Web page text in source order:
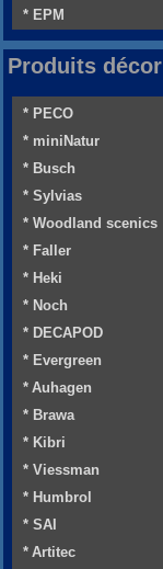
* EPM
Produits décor
* PECO
* miniNatur
* Busch
* Sylvias
* Woodland scenics
* Faller
* Heki
* Noch
* DECAPOD
* Evergreen
* Auhagen
* Brawa
* Kibri
* Viessman
* Humbrol
* SAI
* Artitec